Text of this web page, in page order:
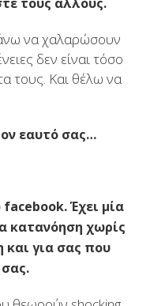
να χαλαρώσουν
δεν είναι τόσο
τους. Και θέλω να
εαυτό σας…
Έχει μία
κατανόηση χωρίς
και για σας που